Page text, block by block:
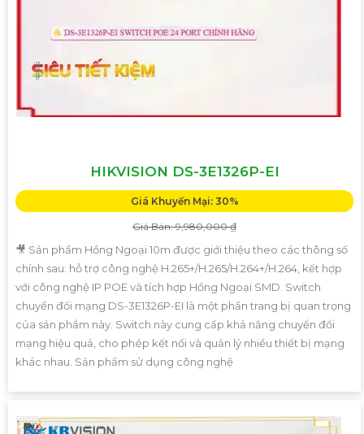
Chuyên nghiệp và tin cậy: Camera được thiết kế để đáp
tâm cho dự án của quý khách.
không gian và mục tiêu của dự án.- Lắp đặt, cài đặt và tối
Với sự cam kết về chất lượng sản phẩm, giá cả cạnh tranh
và dịch vụ chăm sóc khách hàng chuyên nghiệp, chúng tôi
mong muốn được hợp tác cùng quý khách hàng trong dự
án này.
Để biết thêm thông tin và nhận được báo giá chi tiết, vui
lòng liên hệ với chúng tôi qua số điện thoại hoặc email dưới
đây.
Trân trọng,
[Đơn vị cung cấp]
giới thiệu Camera Giá Rẻ Thiết Bị An Ninh Chính Hãng
HIKVISION DS-3E1326P-EI
Giá Khuyến Mại: 30%
Giá Bán: 9,980,000 ₫
🎥 Sản phẩm Hồng Ngoại 10m được giới thiệu theo các thông số
chính sau: hỗ trợ công nghệ H.265+/H.265/H.264+/H.264, kết hợp
với công nghệ IP POE và tích hợp Hồng Ngoại SMD. Switch
chuyển đổi mạng DS-3E1326P-EI là một phần trang bị quan trọng
của sản phẩm này. Switch này cung cấp khả năng chuyển đổi
mạng hiệu quả, cho phép kết nối và quản lý nhiều thiết bị mạng
khác nhau. Sản phẩm sử dụng công nghệ